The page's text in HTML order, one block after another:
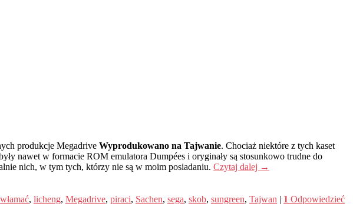
produkcje Megadrive Wyprodukowano na Tajwanie. Chociaż niektóre z tych kaset
nawet w formacie ROM emulatora Dumpées i oryginały są stosunkowo trudne do
nich, w tym tych, którzy nie są w moim posiadaniu. Czytaj dalej →
włamać, licheng, Megadrive, piraci, Sachen, sega, skob, sungreen, Tajwan | 1 Odpowiedzieć